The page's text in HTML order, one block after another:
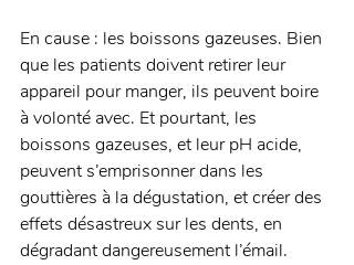
En cause : les boissons gazeuses. Bien
que les patients doivent retirer leur
appareil pour manger, ils peuvent boire
à volonté avec. Et pourtant, les
boissons gazeuses, et leur pH acide,
peuvent s’emprisonner dans les
gouttières à la dégustation, et créer des
effets désastreux sur les dents, en
dégradant dangereusement l’émail.